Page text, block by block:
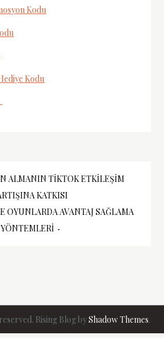
Kodu
Kodu
ALMANIN TIKTOK ETKILEŞIM
KATKISI
OYUNLARDA AVANTAJ SAĞLAMA
YÖNTEMLERI
Rising Blog byShadow Themes.